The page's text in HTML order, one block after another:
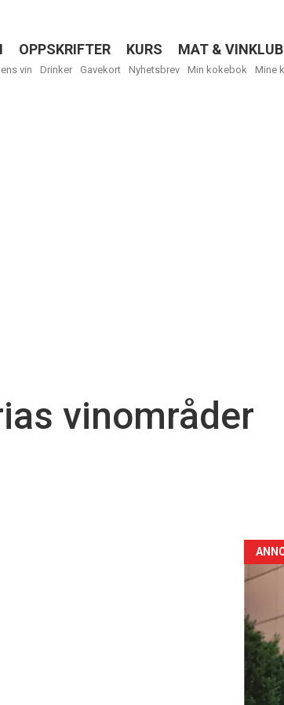
OPPSKRIFTER KURS MAT &
vin Drinker Gavekort Nyhetsbrev Min kokebok Mine
vinområder